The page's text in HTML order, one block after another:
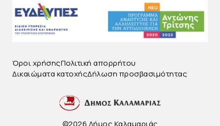
Όροι χρήσηςΠολιτική απορρήτου
Δικαιώματα κατοχήςΔήλωση προσβασιμότητας
©2026 Δήμος Καλαμαριάς